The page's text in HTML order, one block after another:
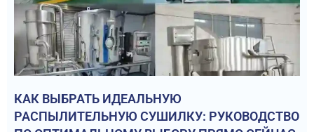
КАК ВЫБРАТЬ ИДЕАЛЬНУЮ
РАСПЫЛИТЕЛЬНУЮ СУШИЛКУ: РУКОВОДСТВО